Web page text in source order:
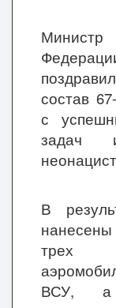
состав
с
задач
В
трех
ВСУ, а